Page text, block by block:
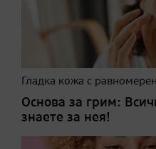
Гладка кожа с
Основа за грим:
знаете за нея!